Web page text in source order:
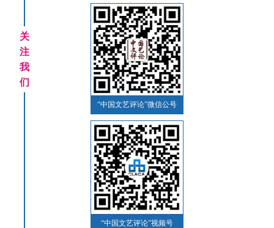
关
注
我
们
“中国文艺评论”微信公号
“中国文艺评论”视频号